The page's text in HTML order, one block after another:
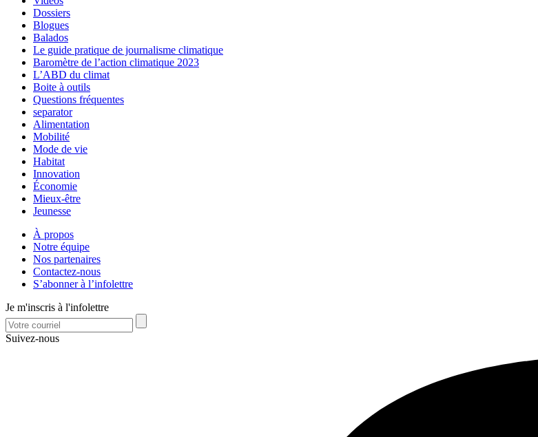
Dossiers
Blogues
Balados
Le guide pratique de journalisme climatique
Baromètre de l’action climatique 2023
L’ABD du climat
Boite à outils
Questions fréquentes
separator
Alimentation
Mobilité
Mode de vie
Habitat
Innovation
Économie
Mieux-être
Jeunesse
À propos
Notre équipe
Nos partenaires
Contactez-nous
S’abonner à l’infolettre
Je m'inscris à l'infolettre
Suivez-nous